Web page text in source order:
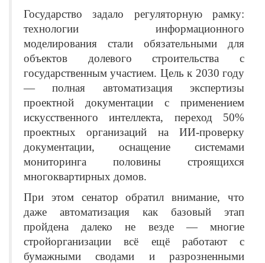
Государство задало регуляторную рамку:
технологии информационного
моделирования стали обязательными для
объектов долевого строительства с
государственным участием. Цель к 2030 году
— полная автоматизация экспертизы
проектной документации с применением
искусственного интеллекта, переход 50%
проектных организаций на ИИ-проверку
документации, оснащение системами
мониторинга половины строящихся
многоквартирных домов.
При этом сенатор обратил внимание, что
даже автоматизация как базовый этап
пройдена далеко не везде — многие
стройорганизации всё ещё работают с
бумажными сводами и разрозненными